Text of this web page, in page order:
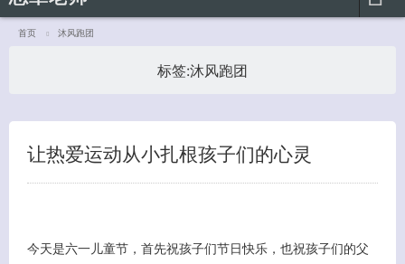
首页 沐风跑团
标签:沐风跑团
让热爱运动从小扎根孩子们的心灵
今天是六一儿童节，首先祝孩子们节日快乐，也祝孩子们的父
客服小美